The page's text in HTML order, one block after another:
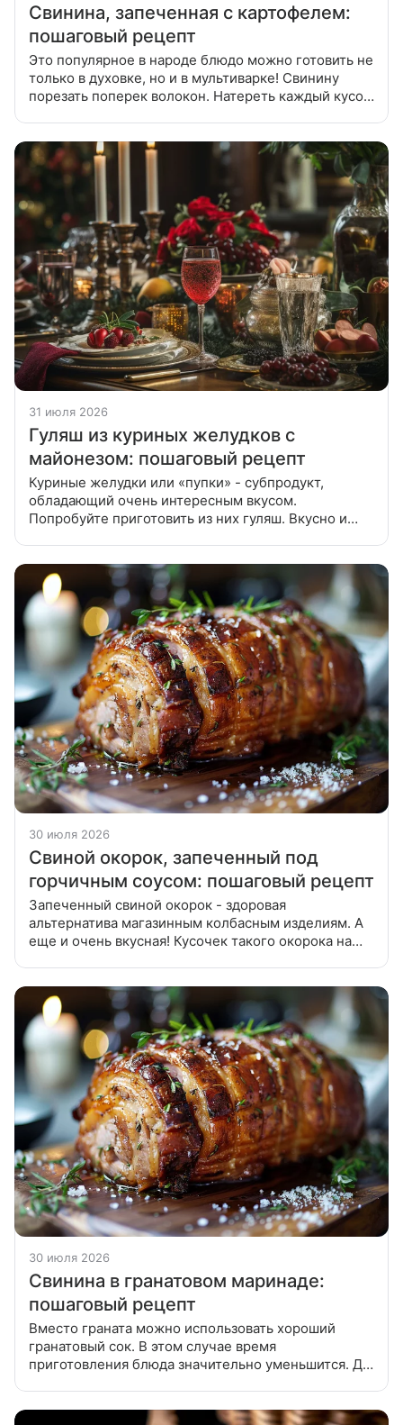
Свинина, запеченная с картофелем:
пошаговый рецепт
Это популярное в народе блюдо можно готовить не
только в духовке, но и в мультиварке! Свинину
порезать поперек волокон. Натереть каждый кусок
31 июля 2026
Гуляш из куриных желудков с
майонезом: пошаговый рецепт
Куриные желудки или «пупки» - субпродукт,
обладающий очень интересным вкусом.
Попробуйте приготовить из них гуляш. Вкусно и
30 июля 2026
Свиной окорок, запеченный под
горчичным соусом: пошаговый рецепт
Запеченный свиной окорок - здоровая
альтернатива магазинным колбасным изделиям. А
еще и очень вкусная! Кусочек такого окорока на
30 июля 2026
Свинина в гранатовом маринаде:
пошаговый рецепт
Вместо граната можно использовать хороший
гранатовый сок. В этом случае время
приготовления блюда значительно уменьшится. Да